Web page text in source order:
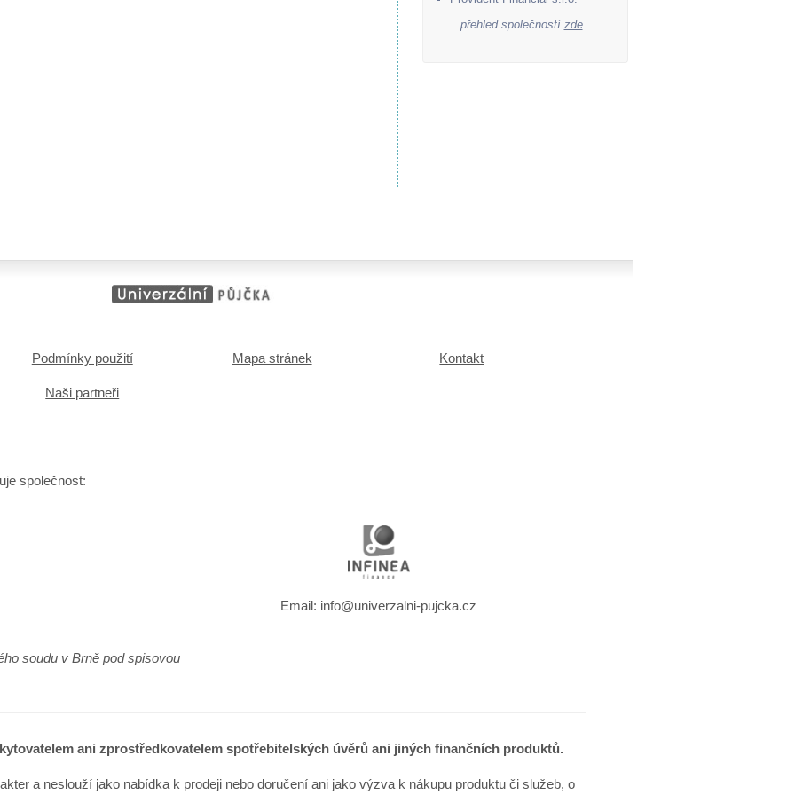
...přehled společností zde
Podmínky použití
Naši partneři
Mapa stránek Kontakt
společnost:
soudu v Brně pod spisovou
Email: info@univerzalni-pujcka.cz
ani zprostředkovatelem spotřebitelských úvěrů ani jiných finančních produktů.
a neslouží jako nabídka k prodeji nebo doručení ani jako výzva k nákupu produktu či služeb, o